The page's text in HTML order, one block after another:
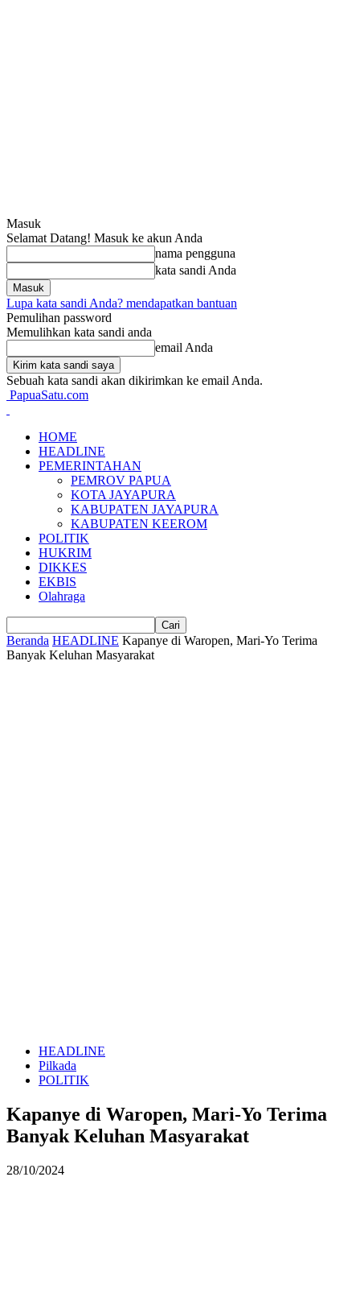
Masuk
Selamat Datang! Masuk ke akun Anda
nama pengguna
kata sandi Anda
Lupa kata sandi Anda? mendapatkan bantuan
Pemulihan password
Memulihkan kata sandi anda
email Anda
Sebuah kata sandi akan dikirimkan ke email Anda.
PapuaSatu.com
HOME
HEADLINE
PEMERINTAHAN
PEMROV PAPUA
KOTA JAYAPURA
KABUPATEN JAYAPURA
KABUPATEN KEEROM
POLITIK
HUKRIM
DIKKES
EKBIS
Olahraga
Beranda HEADLINE Kapanye di Waropen, Mari-Yo Terima
Banyak Keluhan Masyarakat
HEADLINE
Pilkada
POLITIK
Kapanye di Waropen, Mari-Yo Terima
Banyak Keluhan Masyarakat
28/10/2024